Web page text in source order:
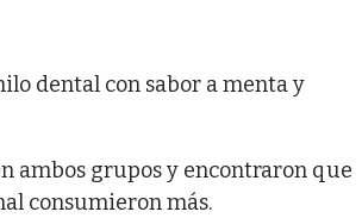
dental con sabor a menta y
ambos grupos y encontraron que
consumieron más.